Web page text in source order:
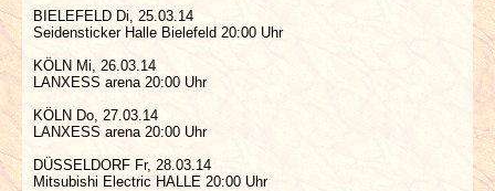
BIELEFELD Di, 25.03.14
Seidensticker Halle Bielefeld 20:00 Uhr
KÖLN Mi, 26.03.14
LANXESS arena 20:00 Uhr
KÖLN Do, 27.03.14
LANXESS arena 20:00 Uhr
DÜSSELDORF Fr, 28.03.14
Mitsubishi Electric HALLE 20:00 Uhr